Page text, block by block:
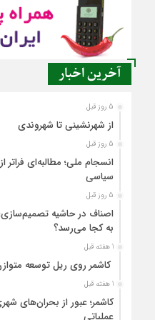
آخرین اخبار
5 روز قبل
از شهرنشینی تا شهروندی
5 روز قبل
انسجام ملی؛ مطالبه‌ای فراتر
سیاسی
5 روز قبل
اصناف در حاشیه
به کجا می‌رسد؟
1 هفته قبل
کاشمر روی ریل توسعه
1 هفته قبل
کاشمر؛ عبور از بحران‌های
عملیاتی